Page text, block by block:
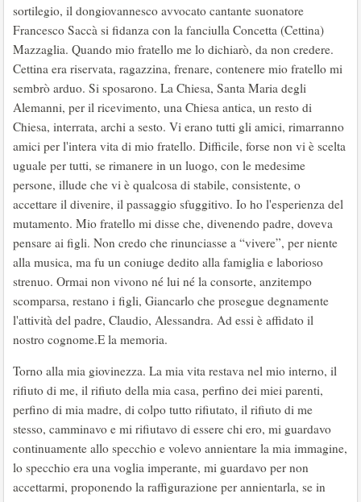
sortilegio, il dongiovannesco avvocato cantante suonatore
Francesco Saccà si fidanza con la fanciulla Concetta (Cettina)
Mazzaglia. Quando mio fratello me lo dichiarò, da non credere.
Cettina era riservata, ragazzina, frenare, contenere mio fratello mi
sembrò arduo. Si sposarono. La Chiesa, Santa Maria degli
Alemanni, per il ricevimento, una Chiesa antica, un resto di
Chiesa, interrata, archi a sesto. Vi erano tutti gli amici, rimarranno
amici per l'intera vita di mio fratello. Difficile, forse non vi è scelta
uguale per tutti, se rimanere in un luogo, con le medesime
persone, illude che vi è qualcosa di stabile, consistente, o
accettare il divenire, il passaggio sfuggitivo. Io ho l'esperienza del
mutamento. Mio fratello mi disse che, divenendo padre, doveva
pensare ai figli. Non credo che rinunciasse a “vivere”, per niente
alla musica, ma fu un coniuge dedito alla famiglia e laborioso
strenuo. Ormai non vivono né lui né la consorte, anzitempo
scomparsa, restano i figli, Giancarlo che prosegue degnamente
l'attività del padre, Claudio, Alessandra. Ad essi è affidato il
nostro cognome.E la memoria.
Torno alla mia giovinezza. La mia vita restava nel mio interno, il
rifiuto di me, il rifiuto della mia casa, perfino dei miei parenti,
perfino di mia madre, di colpo tutto rifiutato, il rifiuto di me
stesso, camminavo e mi rifiutavo di essere chi ero, mi guardavo
continuamente allo specchio e volevo annientare la mia immagine,
lo specchio era una voglia imperante, mi guardavo per non
accettarmi, proponendo la raffigurazione per annientarla, se in